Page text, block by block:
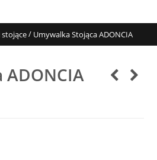
/ Umywalka Stojąca ADONCIA